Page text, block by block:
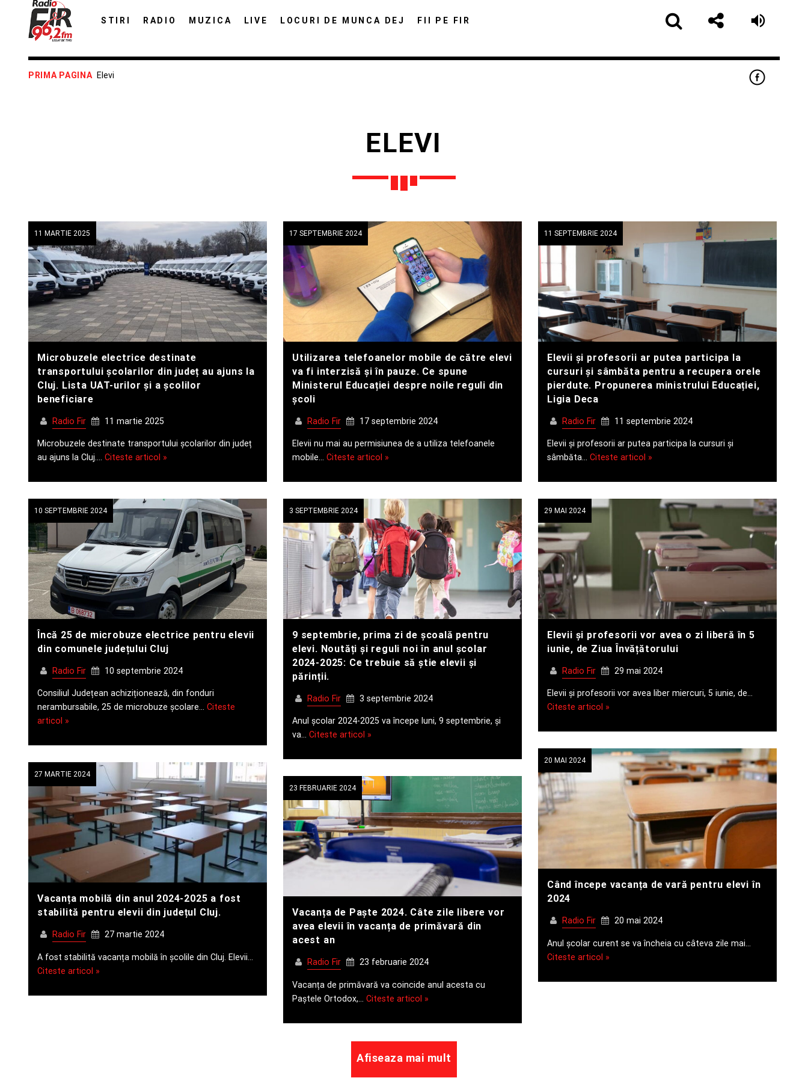
STIRI RADIO MUZICA LIVE LOCURI DE MUNCA DEJ FII PE FIR
CAUTA IN SITE:
DISTRIBUIE PAGINA PE:
PRIMA PAGINA Elevi
ELEVI
11 MARTIE 2025
Microbuzele electrice destinate
transportului școlarilor din județ au ajuns la
Cluj. Lista UAT-urilor și a școlilor
beneficiare
Radio Fir 11 martie 2025
Microbuzele destinate transportului școlarilor din județ
au ajuns la Cluj.… Citeste articol »
17 SEPTEMBRIE 2024
Utilizarea telefoanelor mobile de către elevi
va fi interzisă și în pauze. Ce spune
Ministerul Educației despre noile reguli din
școli
Radio Fir 17 septembrie 2024
Elevii nu mai au permisiunea de a utiliza telefoanele
mobile… Citeste articol »
11 SEPTEMBRIE 2024
Elevii și profesorii ar putea participa la
cursuri și sâmbăta pentru a recupera orele
pierdute. Propunerea ministrului Educației,
Ligia Deca
Radio Fir 11 septembrie 2024
Elevii și profesorii ar putea participa la cursuri și
sâmbăta… Citeste articol »
10 SEPTEMBRIE 2024
Încă 25 de microbuze electrice pentru elevii
din comunele județului Cluj
Radio Fir 10 septembrie 2024
Consiliul Județean achiziționează, din fonduri
nerambursabile, 25 de microbuze școlare… Citeste
articol »
3 SEPTEMBRIE 2024
9 septembrie, prima zi de școală pentru
elevi. Noutăți și reguli noi în anul școlar
2024-2025: Ce trebuie să știe elevii și
părinții.
Radio Fir 3 septembrie 2024
Anul școlar 2024-2025 va începe luni, 9 septembrie, și
va… Citeste articol »
29 MAI 2024
Elevii și profesorii vor avea o zi liberă în 5
iunie, de Ziua Învățătorului
Radio Fir 29 mai 2024
Elevii și profesorii vor avea liber miercuri, 5 iunie, de…
Citeste articol »
20 MAI 2024
Când începe vacanța de vară pentru elevi în
2024
Radio Fir 20 mai 2024
Anul școlar curent se va încheia cu câteva zile mai…
Citeste articol »
27 MARTIE 2024
Vacanța mobilă din anul 2024-2025 a fost
stabilită pentru elevii din județul Cluj.
Radio Fir 27 martie 2024
A fost stabilită vacanța mobilă în școlile din Cluj. Elevii…
Citeste articol »
23 FEBRUARIE 2024
Vacanța de Paște 2024. Câte zile libere vor
avea elevii în vacanța de primăvară din
acest an
Radio Fir 23 februarie 2024
Vacanța de primăvară va coincide anul acesta cu
Paștele Ortodox,… Citeste articol »
Afiseaza mai mult